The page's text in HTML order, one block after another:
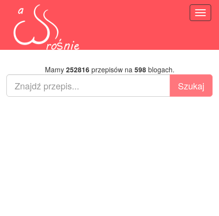
Mamy 252816przepisów na 598blogach.